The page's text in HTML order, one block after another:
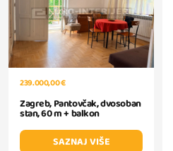
239.000,00 €
Zagreb, Pantovčak, dvosoban
stan, 60 m + balkon
SAZNAJ VIŠE